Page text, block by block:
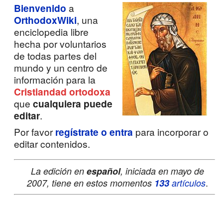
Bienvenido a
OrthodoxWiki, una
enciclopedia libre
hecha por voluntarios
de todas partes del
mundo y un centro de
información para la
Cristiandad ortodoxa
quecualquiera puede
editar.
Por favorregístrate o entra para incorporar o
editar contenidos.
La edición enespañol, iniciada en mayo de
2007, tiene en estos momentos 133 artículos.